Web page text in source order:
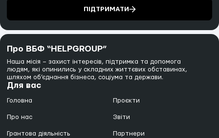
ПІДТРИМАТИ
Про ВБФ “HELPGROUP”
Наша місія – захист інтересів, підтримка та допомога
людям, які опинились у складних життєвих обставинах,
шляхом об’єднання бізнеса, соціума та держави.
Для вас
Головна
Про нас
Грантова діяльність
Проєкти
Звіти
Партнери